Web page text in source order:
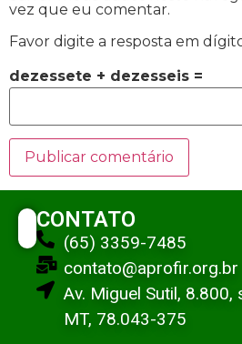
vez que eu comentar.
Favor digite a resposta em
dezessete + dezesseis =
CONTATO
(65) 3359-7485
contato@aprofir.org.br
Av. Miguel Sutil, 8.800,
MT, 78.043-375